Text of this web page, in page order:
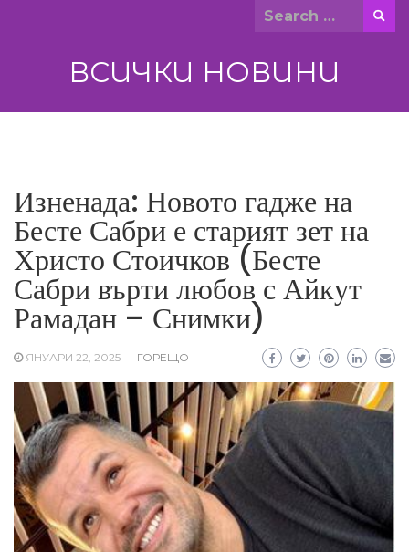
Search
ВСИЧКИ НОВИНИ
Изненада: Новото гадже на
Бесте Сабри е старият зет на
Христо Стоичков (Бесте
Сабри върти любов с Айкут
Рамадан – Снимки)
ЯНУАРИ 22, 2025 ГОРЕЩО